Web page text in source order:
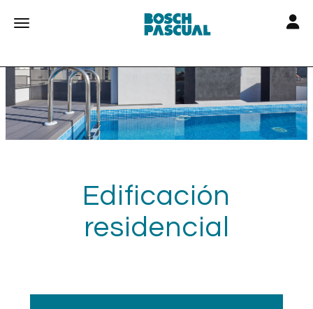
Toggle navigation
Edificación
residencial